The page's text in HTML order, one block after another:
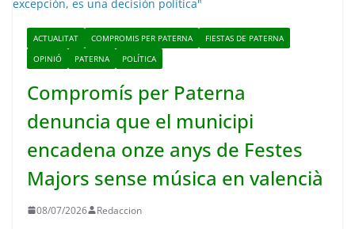
ACTUALITAT COMPROMIS PER PATERNA
FIESTAS DE PATERNA
OPINIÓ
PATERNA POLÍTICA
Compromís per Paterna
denuncia que el municipi
encadena onze anys de Festes
Majors sense música en valencià
08/07/2026 Redaccion